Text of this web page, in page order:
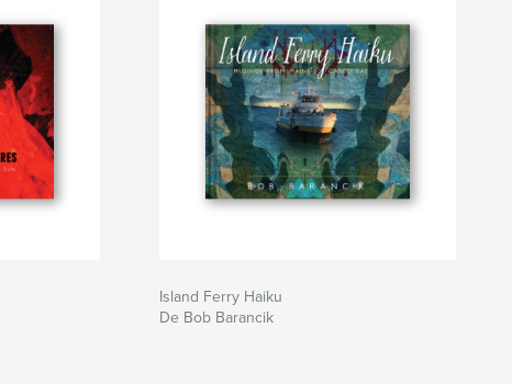
Island Ferry Haiku
De Bob Barancik